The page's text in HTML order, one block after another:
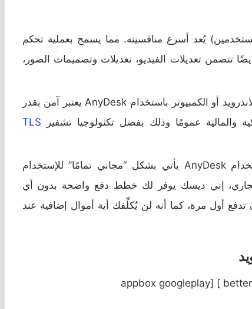
يُعد أسرع منافسينه. مما يسمح بعملية تحكم
تتضمن تعديلات الفيديو، تعديلات وتصميمات الصور،
آمن: عملية التحكم عن بُعد بجهازك الاندرويد أو الكمبيوتر باستخدام AnyDesk يعتبر آمن بقدر
والمالية عمومًا وذلك بفضل تكنولوجيا تشفير TLS
عادل ومجاني: التحكم عن بُعد باستخدام AnyDesk يأتي بشكل “مجاني تمامًا” للإستخدام
إني ديسك يوفر لك خطط دفع واضحة بدون أي
أول مرة، كما أنه لن يُكلِّفك أية أموال إضافية عند
[better-ads type=’banner’ banner=’20349′ ] [appbox googleplay